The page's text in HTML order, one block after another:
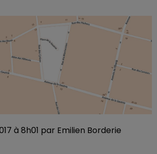
à 8h01 par Emilien Borderie